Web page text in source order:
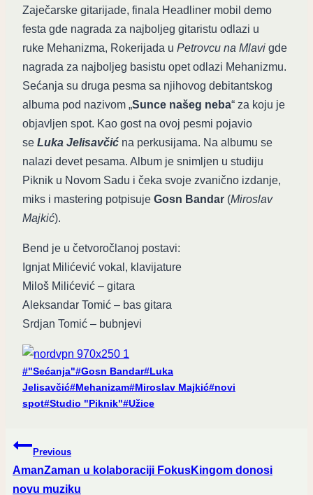
Zaječarske gitarijade, finala Headliner mobil demo
festa gde nagrada za najboljeg gitaristu odlazi u
ruke Mehanizma, Rokerijada u Petrovcu na Mlavi gde
nagrada za najboljeg basistu opet odlazi Mehanizmu.
Sećanja su druga pesma sa njihovog debitantskog
albuma pod nazivom „Sunce našeg neba“ za koju je
objavljen spot. Kao gost na ovoj pesmi pojavio
se Luka Jelisavčić na perkusijama. Na albumu se
nalazi devet pesama. Album je snimljen u studiju
Piknik u Novom Sadu i čeka svoje zvanično izdanje,
miks i mastering potpisuje Gosn Bandar (Miroslav
Majkić).
Bend je u četvoročlanoj postavi:
Ignjat Milićević vokal, klavijature
Miloš Milićević – gitara
Aleksandar Tomić – bas gitara
Srdjan Tomić – bubnjevi
Post
Tags:
#"Sećanja"#Gosn Bandar#Luka
Jelisavčić#Mehanizam#Miroslav Majkić#novi
spot#Studio "Piknik"#Užice
Post
navigation
Previous
AmanZaman u kolaboraciji FokusKingom donosi
novu muziku